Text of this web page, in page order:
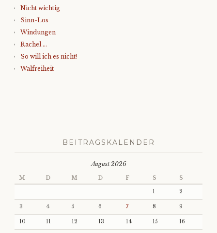
Nicht wichtig
Sinn-Los
Windungen
Rachel …
So will ich es nicht!
Walfreiheit
BEITRAGSKALENDER
August 2026
M D M D F S S
1 2
3 4 5 6 7 8 9
10 11 12 13 14 15 16